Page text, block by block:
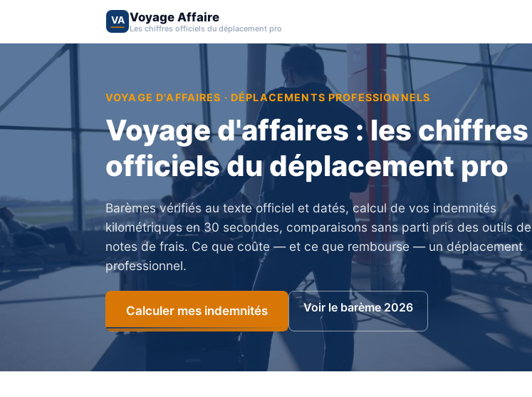
VA Voyage Affaire
Les chiffres officiels du déplacement pro
VOYAGE D'AFFAIRES · DÉPLACEMENTS PROFESSIONNELS
Voyage d'affaires : les chiffres
officiels du déplacement pro
Barèmes vérifiés au texte officiel et datés, calcul de vos indemnités
kilométriques en 30 secondes, comparaisons sans parti pris des outils de
notes de frais. Ce que coûte — et ce que rembourse — un déplacement
professionnel.
Calculer mes indemnités Voir le barème 2026